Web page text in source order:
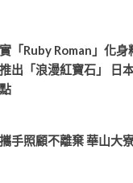
「Ruby Roman」化身
出「浪漫紅寶石」 日
手照顧不離棄 華山大